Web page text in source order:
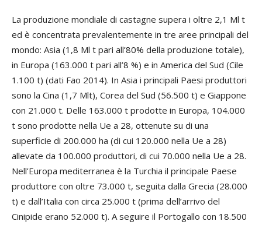
La produzione mondiale di castagne supera i oltre 2,1 Ml t
ed è concentrata prevalentemente in tre aree principali del
mondo: Asia (1,8 Ml t pari all’80% della produzione totale),
in Europa (163.000 t pari all’8 %) e in America del Sud (Cile
1.100 t) (dati Fao 2014). In Asia i principali Paesi produttori
sono la Cina (1,7 Mlt), Corea del Sud (56.500 t) e Giappone
con 21.000 t. Delle 163.000 t prodotte in Europa, 104.000
t sono prodotte nella Ue a 28, ottenute su di una
superficie di 200.000 ha (di cui 120.000 nella Ue a 28)
allevate da 100.000 produttori, di cui 70.000 nella Ue a 28.
Nell’Europa mediterranea è la Turchia il principale Paese
produttore con oltre 73.000 t, seguita dalla Grecia (28.000
t) e dall’Italia con circa 25.000 t (prima dell’arrivo del
Cinipide erano 52.000 t). A seguire il Portogallo con 18.500